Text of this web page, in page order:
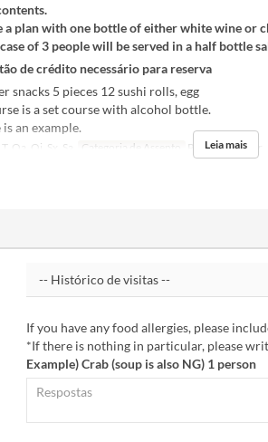
a plan with one bottle of either white wine or
of 3 people will be served in a half bottle
de crédito necessário para reserva
snacks 5 pieces 12 sushi rolls, egg
is a set course with alcohol bottle.
an example.
T, Qa, Qi, Sx, Sa Categoria de Assento Private Counter
Leia mais
If you have any food allergies, please
*If there is nothing in particular, please
Example) Crab (soup is also NG) 1 person